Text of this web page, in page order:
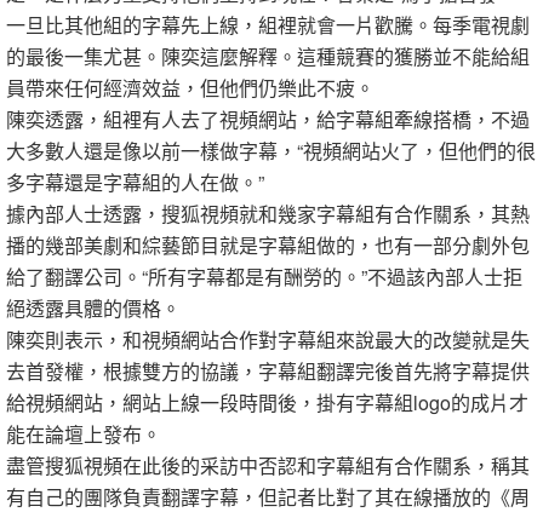
一旦比其他組的字幕先上線，組裡就會一片歡騰。每季電視劇
的最後一集尤甚。陳奕這麼解釋。這種競賽的獲勝並不能給組
員帶來任何經濟效益，但他們仍樂此不疲。
陳奕透露，組裡有人去了視頻網站，給字幕組牽線搭橋，不過
大多數人還是像以前一樣做字幕，“視頻網站火了，但他們的很
多字幕還是字幕組的人在做。”
據內部人士透露，搜狐視頻就和幾家字幕組有合作關系，其熱
播的幾部美劇和綜藝節目就是字幕組做的，也有一部分劇外包
給了翻譯公司。“所有字幕都是有酬勞的。”不過該內部人士拒
絕透露具體的價格。
陳奕則表示，和視頻網站合作對字幕組來說最大的改變就是失
去首發權，根據雙方的協議，字幕組翻譯完後首先將字幕提供
給視頻網站，網站上線一段時間後，掛有字幕組logo的成片才
能在論壇上發布。
盡管搜狐視頻在此後的采訪中否認和字幕組有合作關系，稱其
有自己的團隊負責翻譯字幕，但記者比對了其在線播放的《周